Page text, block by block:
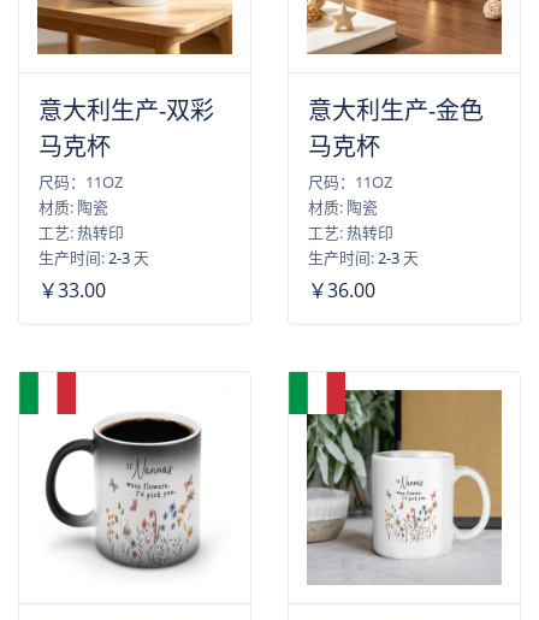
意大利生产-双彩
马克杯
尺码：11OZ
材质: 陶瓷
工艺: 热转印
生产时间:2-3天
￥33.00
意大利生产-金色
马克杯
尺码：11OZ
材质: 陶瓷
工艺: 热转印
生产时间:2-3天
￥36.00